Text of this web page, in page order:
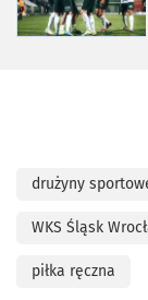
drużyny
WKS Śląsk
piłka ręczna